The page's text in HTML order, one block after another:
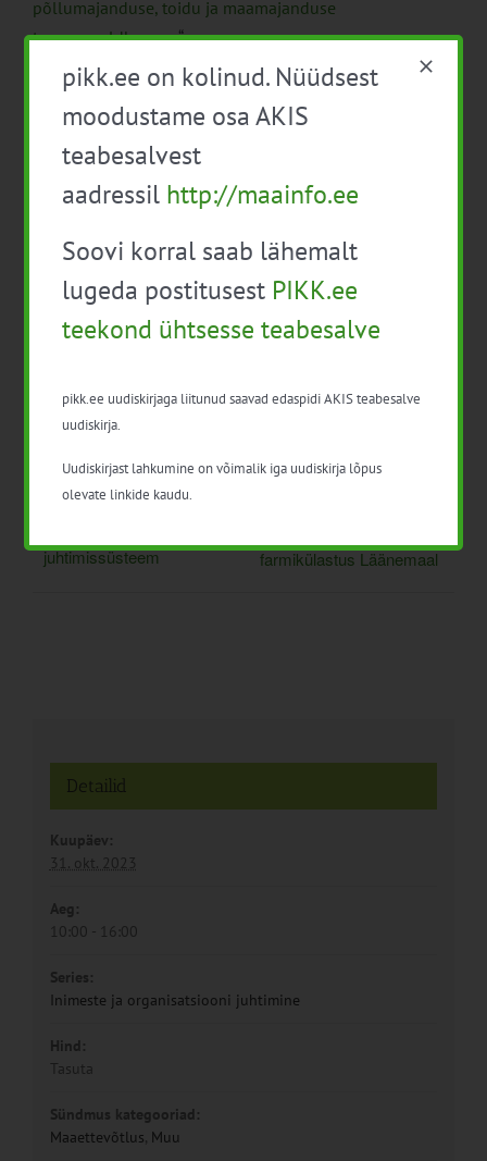
põllumajanduse, toidu ja maamajanduse
tegevusvaldkonnas“.
Lisa kalendrisse
Facebook
X LinkedIn
Email
juhtimissüsteem
farmikülastus Läänemaal
Detailid
Kuupäev:
31. okt. 2023
Aeg:
10:00 - 16:00
Series:
Inimeste ja organisatsiooni juhtimine
Hind:
Tasuta
Sündmus kategooriad:
Maaettevõtlus, Muu
pikk.ee on kolinud. Nüüdsest
moodustame osa AKIS
teabesalvest
aadressil http://maainfo.ee
Soovi korral saab lähemalt
lugeda postitusest PIKK.ee
teekond ühtsesse teabesalve
pikk.ee uudiskirjaga liitunud saavad edaspidi AKIS teabesalve
uudiskirja.
Uudiskirjast lahkumine on võimalik iga uudiskirja lõpus
olevate linkide kaudu.